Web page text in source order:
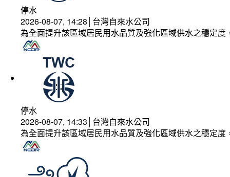
停水
2026-08-07, 14:28│台灣自來水公司
為全面提升該區域居民用水品質及強化區域供水之穩定
停水
2026-08-07, 14:33│台灣自來水公司
為全面提升該區域居民用水品質及強化區域供水之穩定